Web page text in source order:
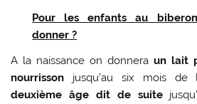
Pour les enfants au
donner ?
A la naissance on donnera un lait
nourrisson jusqu’au six mois de
deuxième âge dit de suite